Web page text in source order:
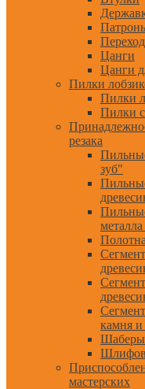
Цанги
Цанги
Пилки
Пилки
Пилки
резака
зуб"
камня
Шаберы
мастерских